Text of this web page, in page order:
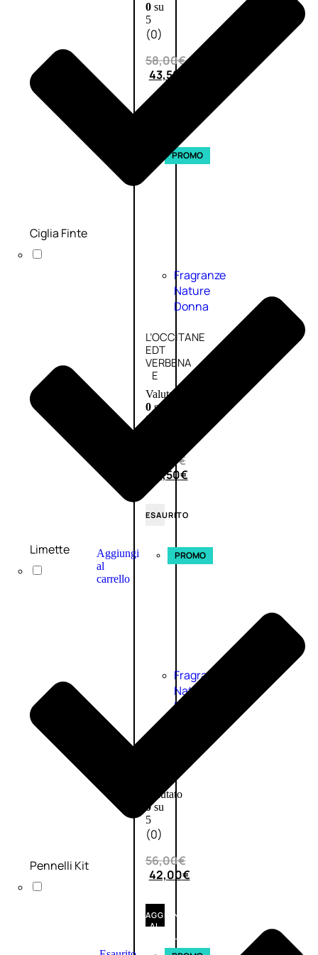
0su
5
(0)
58,00€
43,50
PROMO
Fragranze
Nature
Donna
L’OCCITANE
EDT
VERBENA
E
Valutato
0su
5
58,00€
43,50€
ESAURITO
Aggiungi
al
carrello
PROMO
Fragranze
Nature
Donna
L’OCCITANE
VERBENA
Valutato
0su
5
(0)
56,00€
42,00€
AGGIUNGI
AL
CARRELLO
Ciglia Finte
Limette
Pennelli Kit